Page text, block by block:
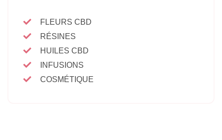
FLEURS CBD
RÉSINES
HUILES CBD
INFUSIONS
COSMÉTIQUE